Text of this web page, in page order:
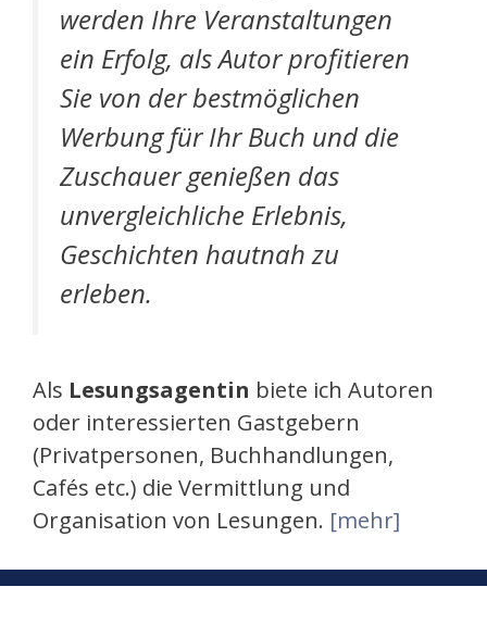
werden Ihre Veranstaltungen
ein Erfolg, als Autor profitieren
Sie von der bestmöglichen
Werbung für Ihr Buch und die
Zuschauer genießen das
unvergleichliche Erlebnis,
Geschichten hautnah zu
erleben.
Als Lesungsagentin biete ich Autoren
oder interessierten Gastgebern
(Privatpersonen, Buchhandlungen,
Cafés etc.) die Vermittlung und
Organisation von Lesungen. [mehr]